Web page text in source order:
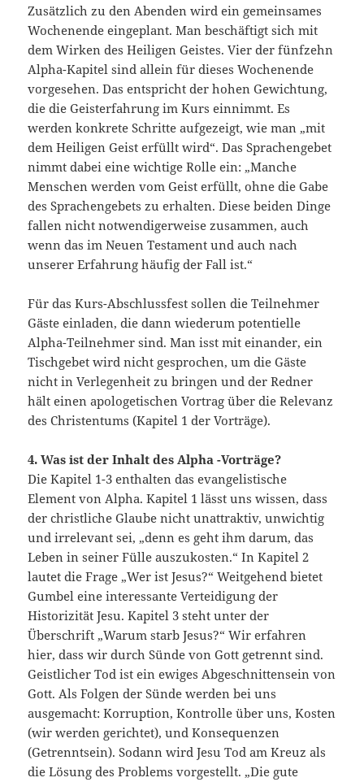
Zusätzlich zu den Abenden wird ein gemeinsames
Wochenende eingeplant. Man beschäftigt sich mit
dem Wirken des Heiligen Geistes. Vier der fünfzehn
Alpha-Kapitel sind allein für dieses Wochenende
vorgesehen. Das entspricht der hohen Gewichtung,
die die Geisterfahrung im Kurs einnimmt. Es
werden konkrete Schritte aufgezeigt, wie man „mit
dem Heiligen Geist erfüllt wird“. Das Sprachengebet
nimmt dabei eine wichtige Rolle ein: „Manche
Menschen werden vom Geist erfüllt, ohne die Gabe
des Sprachengebets zu erhalten. Diese beiden Dinge
fallen nicht notwendigerweise zusammen, auch
wenn das im Neuen Testament und auch nach
unserer Erfahrung häufig der Fall ist.“
Für das Kurs-Abschlussfest sollen die Teilnehmer
Gäste einladen, die dann wiederum potentielle
Alpha-Teilnehmer sind. Man isst mit einander, ein
Tischgebet wird nicht gesprochen, um die Gäste
nicht in Verlegenheit zu bringen und der Redner
hält einen apologetischen Vortrag über die Relevanz
des Christentums (Kapitel 1 der Vorträge).
4. Was ist der Inhalt des Alpha -Vorträge?
Die Kapitel 1-3 enthalten das evangelistische
Element von Alpha. Kapitel 1 lässt uns wissen, dass
der christliche Glaube nicht unattraktiv, unwichtig
und irrelevant sei, „denn es geht ihm darum, das
Leben in seiner Fülle auszukosten.“ In Kapitel 2
lautet die Frage „Wer ist Jesus?“ Weitgehend bietet
Gumbel eine interessante Verteidigung der
Historizität Jesu. Kapitel 3 steht unter der
Überschrift „Warum starb Jesus?“ Wir erfahren
hier, dass wir durch Sünde von Gott getrennt sind.
Geistlicher Tod ist ein ewiges Abgeschnittensein von
Gott. Als Folgen der Sünde werden bei uns
ausgemacht: Korruption, Kontrolle über uns, Kosten
(wir werden gerichtet), und Konsequenzen
(Getrenntsein). Sodann wird Jesu Tod am Kreuz als
die Lösung des Problems vorgestellt. „Die gute